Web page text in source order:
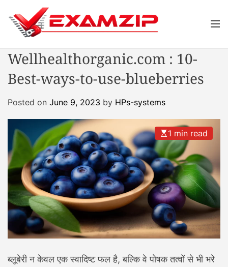
M
Wellhealthorganic.com : 10-
Best-ways-to-use-blueberries
Posted on June 9, 2023 by HPs-systems
1 min read
ब्लूबेरी न केवल एक स्वादिष्ट फल है, बल्कि वे पोषक तत्वों से भी भरे